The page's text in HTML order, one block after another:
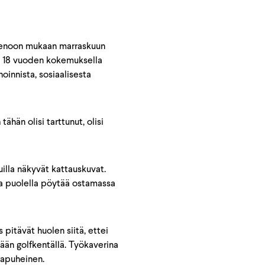
mukaan marraskuun
vuoden kokemuksella
sosiaalisesta
olisi tarttunut, olisi
näkyvät kattauskuvat.
puolella pöytää ostamassa
pitävät huolen siitä, ettei
golfkentällä. Työkaverina